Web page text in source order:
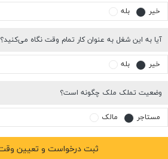
خیر بله
آیا به این شغل به عنوان کار تمام وقت نگاه می‌کنید؟
خیر بله
وضعیت تملک ملک چگونه است؟
مستاجر مالک